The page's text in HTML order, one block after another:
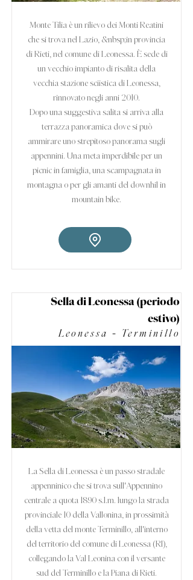
Monte Tilia è un rilievo dei Monti Reatini
che si trova nel Lazio, &nbsp;in provincia
di Rieti, nel comune di Leonessa. È sede di
un vecchio impianto di risalita della
vecchia stazione sciistica di Leonessa,
rinnovato negli anni 2010.
Dopo una suggestiva salita si arriva alla
terrazza panoramica dove si può
ammirare uno strepitoso panorama sugli
appennini. Una meta imperdibile per un
picnic in famiglia, una scampagnata in
montagna o per gli amanti del downhil in
mountain bike.
Sella di Leonessa (periodo
estivo)
Leonessa - Terminillo
La Sella di Leonessa è un passo stradale
appenninico che si trova sull'Appennino
centrale a quota 1890 s.l.m. lungo la strada
provinciale 10 della Vallonina, in prossimità
della vetta del monte Terminillo, all'interno
del territorio del comune di Leonessa (RI),
collegando la Val Leonina con il versante
sud del Terminillo e la Piana di Rieti.